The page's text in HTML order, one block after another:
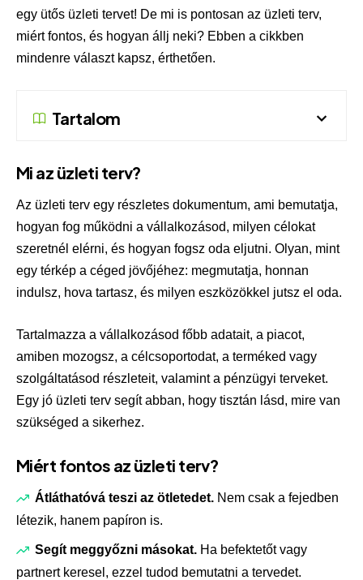
egy ütős üzleti tervet! De mi is pontosan az üzleti terv,
miért fontos, és hogyan állj neki? Ebben a cikkben
mindenre választ kapsz, érthetően.
Tartalom
Mi az üzleti terv?
Az üzleti terv egy részletes dokumentum, ami bemutatja,
hogyan fog működni a vállalkozásod, milyen célokat
szeretnél elérni, és hogyan fogsz oda eljutni. Olyan, mint
egy térkép a céged jövőjéhez: megmutatja, honnan
indulsz, hova tartasz, és milyen eszközökkel jutsz el oda.
Tartalmazza a vállalkozásod főbb adatait, a piacot,
amiben mozogsz, a célcsoportodat, a terméked vagy
szolgáltatásod részleteit, valamint a pénzügyi terveket.
Egy jó üzleti terv segít abban, hogy tisztán lásd, mire van
szükséged a sikerhez.
Miért fontos az üzleti terv?
Átláthatóvá teszi az ötletedet. Nem csak a fejedben
létezik, hanem papíron is.
Segít meggyőzni másokat. Ha befektetőt vagy
partnert keresel, ezzel tudod bemutatni a tervedet.